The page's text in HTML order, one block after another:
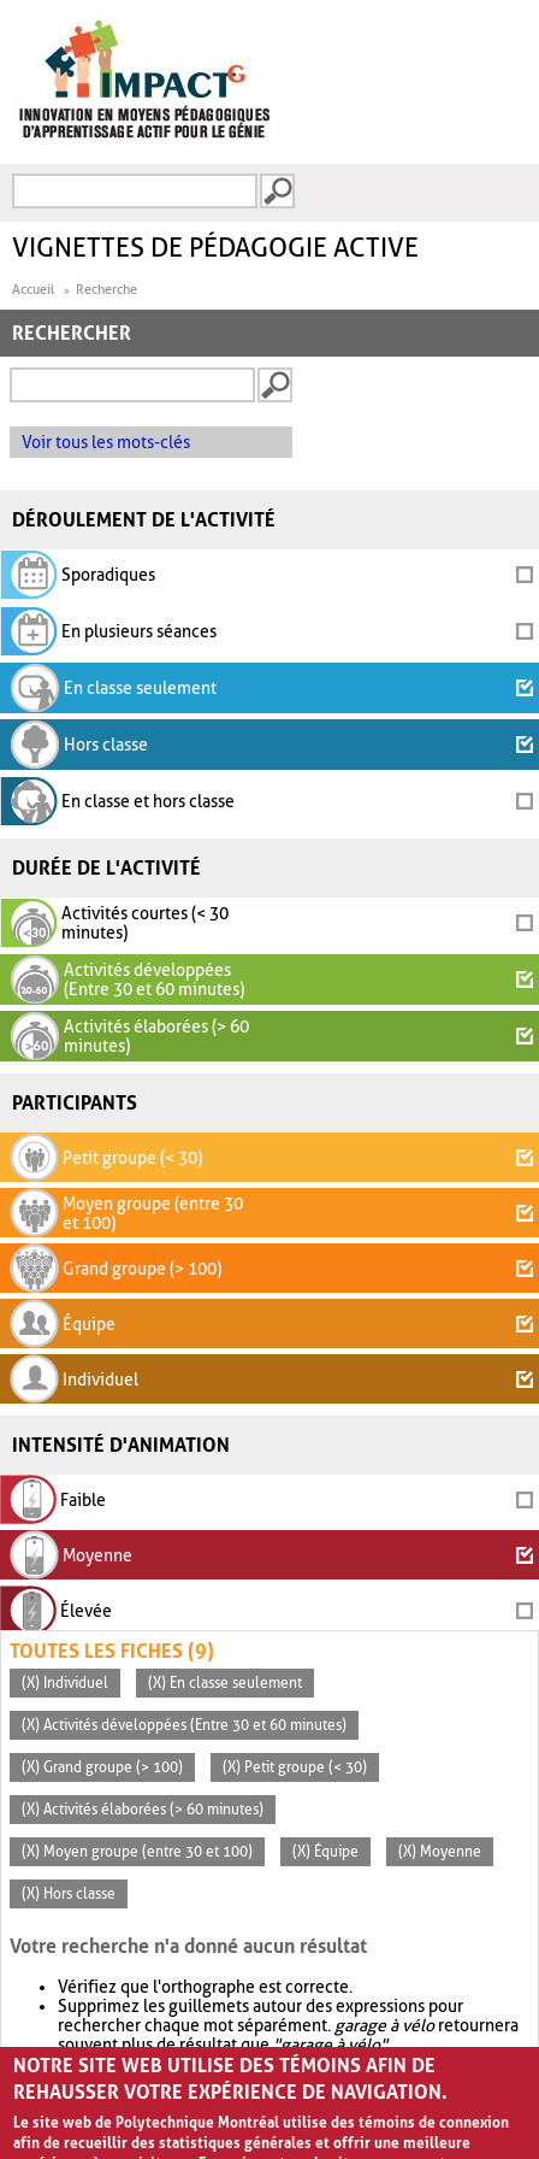
FORMULAIRE DE
VIGNETTES DE PÉDAGOGIE ACTIVE
Accueil Recherche
RECHERCHER
Voir tous les mots-clés
DÉROULEMENT DE L'ACTIVITÉ
Sporadiques
En plusieurs séances
En classe seulement
Hors classe
En classe et hors classe
DURÉE DE L'ACTIVITÉ
Activités courtes (< 30
minutes)
Activités développées
(Entre 30 et 60 minutes)
Activités élaborées (> 60
minutes)
PARTICIPANTS
Petit groupe (< 30)
Moyen groupe (entre 30
et 100)
Grand groupe (> 100)
Équipe
Individuel
INTENSITÉ D'ANIMATION
Faible
Moyenne
Élevée
TOUTES LES FICHES (9)
(X) Individuel (X) En classe seulement
(X) Activités développées (Entre 30 et 60 minutes)
(X) Grand groupe (> 100) (X) Petit groupe (< 30)
(X) Activités élaborées (> 60 minutes)
(X) Moyen groupe (entre 30 et 100) (X) Équipe (X) Moyenne
(X) Hors classe
Votre recherche n'a donné aucun résultat
Vérifiez que l'orthographe est correcte.
Supprimez les guillemets autour des expressions pour
rechercher chaque mot séparément. garage à véloretournera
souvent plus de résultat que"garage à vélo".
Envisagez d'élargir votre recherche avec OR.garage OR vélo
retournera souvent plus de résultat quegarage à vélo
NOTRE SITE WEB UTILISE DES TÉMOINS AFIN DE
REHAUSSER VOTRE EXPÉRIENCE DE NAVIGATION.
Le site web de Polytechnique Montréal utilise des témoins de connexion
afin de recueillir des statistiques générales et offrir une meilleure